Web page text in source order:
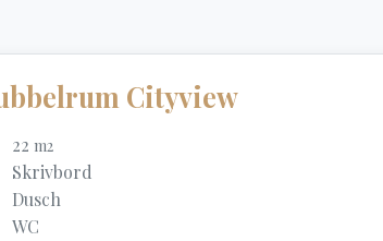
Cityview
22 m2
Skrivbord
Dusch
WC